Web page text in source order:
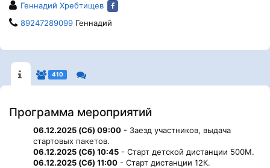
Геннадий Хребтищев
89247289099 Геннадий
410
Программа мероприятий
06.12.2025 (Сб) 09:00 - Заезд участников, выдача
стартовых пакетов.
06.12.2025 (Сб) 10:45 - Старт детской дистанции 500М.
06.12.2025 (Сб) 11:00 - Старт дистанции 12К.